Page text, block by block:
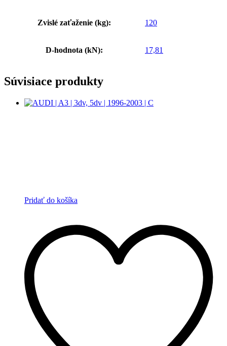
Zvislé zaťaženie (kg): 120
D-hodnota (kN): 17,81
Súvisiace produkty
Pridať do košíka